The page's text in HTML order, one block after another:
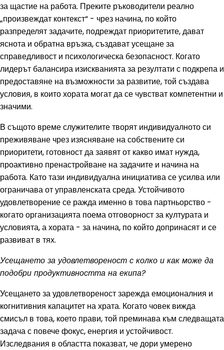
за щастие на работа. Преките ръководители реално
„произвеждат контекст“ - чрез начина, по който
разпределят задачите, подреждат приоритетите, дават
яснота и обратна връзка, създават усещане за
справедливост и психологическа безопасност. Когато
лидерът балансира изискванията за резултати с подкрепа и
предоставяне на възможности за развитие, той създава
условия, в които хората могат да се чувстват компетентни и
значими.
В същото време служителите творят индивидуалното си
преживяване чрез изясняване на собствените си
приоритети, готовност да заявят от какво имат нужда,
проактивно пренастройване на задачите и начина на
работа. Като тази индивидуална инициатива се усилва или
ограничава от управленската среда. Устойчивото
удовлетворение се ражда именно в това партньорство -
когато организацията поема отговорност за културата и
условията, а хората - за начина, по който допринасят и се
развиват в тях.
Усещането за удовлетвореност с колко и как може да
подобри продуктивността на екипа?
Усещането за удовлетвореност зарежда емоционалния и
когнитивния капацитет на храта. Когато човек вижда
смисъл в това, което прави, той преминава към следващата
задача с повече фокус, енергия и устойчивост.
Изследвания в областта показват, че дори умерено